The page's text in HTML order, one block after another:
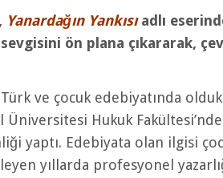
Yanardağın Yankısı adlı
ön plana çıkararak,
ve çocuk edebiyatında
Hukuk
yaptı. Edebiyata olan ilgisi
yıllarda profesyonel